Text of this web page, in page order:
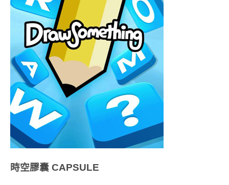
時空膠囊 CAPSULE